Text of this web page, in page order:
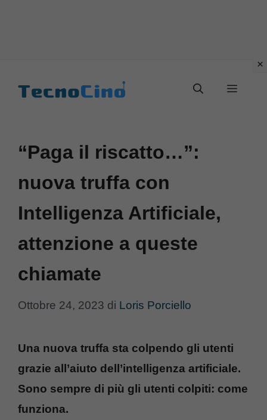
Menu
“Paga il riscatto…”:
nuova truffa con
Intelligenza Artificiale,
attenzione a queste
chiamate
Ottobre 24, 2023 di Loris Porciello
Una nuova truffa sta colpendo gli utenti
grazie all’aiuto dell’intelligenza artificiale.
Sono sempre di più gli utenti colpiti: come
funziona.